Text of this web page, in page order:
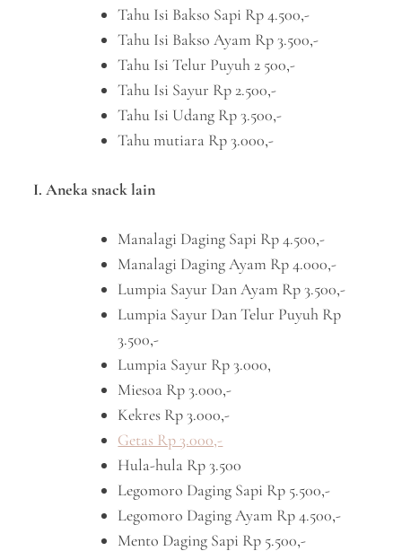
Tahu Isi Bakso Sapi Rp 4.500,-
Tahu Isi Bakso Ayam Rp 3.500,-
Tahu Isi Telur Puyuh 2 500,-
Tahu Isi Sayur Rp 2.500,-
Tahu Isi Udang Rp 3.500,-
Tahu mutiara Rp 3.000,-
I. Aneka snack lain
Manalagi Daging Sapi Rp 4.500,-
Manalagi Daging Ayam Rp 4.000,-
Lumpia Sayur Dan Ayam Rp 3.500,-
Lumpia Sayur Dan Telur Puyuh Rp
3.500,-
Lumpia Sayur Rp 3.000,
Miesoa Rp 3.000,-
Kekres Rp 3.000,-
Getas Rp 3.000,-
Hula-hula Rp 3.500
Legomoro Daging Sapi Rp 5.500,-
Legomoro Daging Ayam Rp 4.500,-
Mento Daging Sapi Rp 5.500,-